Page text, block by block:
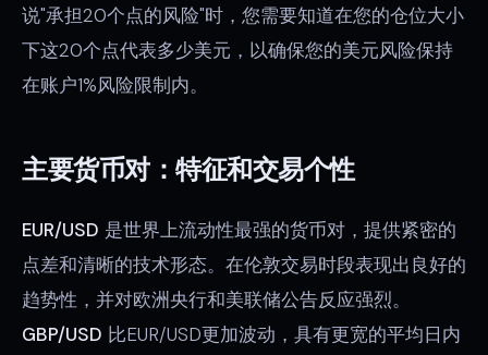
说"承担20个点的风险"时，您需要知道在您的仓位大小
下这20个点代表多少美元，以确保您的美元风险保持
在账户1%风险限制内。
主要货币对：特征和交易个性
EUR/USD 是世界上流动性最强的货币对，提供紧密的
点差和清晰的技术形态。在伦敦交易时段表现出良好的
趋势性，并对欧洲央行和美联储公告反应强烈。
GBP/USD 比EUR/USD更加波动，具有更宽的平均日内